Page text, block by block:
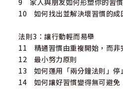
9 家人與朋友如何形塑你的習慣
10 如何找出並解決壞習慣的成
法則3：讓行動輕而易舉
11 精通習慣由重複開始，而非
12 最小努力原則
13 如何運用「兩分鐘法則」停
14 如何讓好習慣變得無可避免